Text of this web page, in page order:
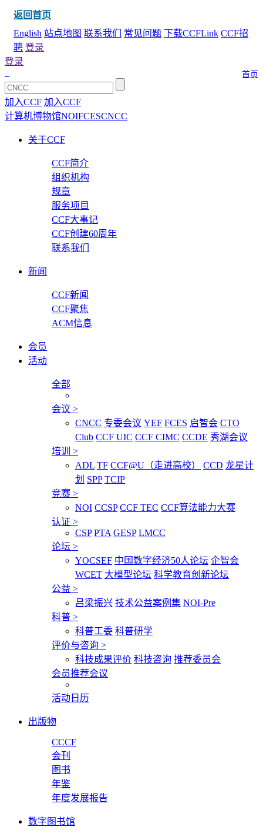
返回首页
English 站点地图 联系我们 常见问题 下载CCFLink CCF招
聘 登录
首页
登录
加入CCF 加入CCF
计算机博物馆NOIFCESCNCC
关于CCF
CCF简介
组织机构
规章
服务项目
CCF大事记
CCF创建60周年
联系我们
新闻
CCF新闻
CCF聚焦
ACM信息
会员
活动
全部
会议 >
CNCC 专委会议 YEF FCES 启智会 CTO
Club CCF UIC CCF CIMC CCDE 秀湖会议
培训 >
ADL TF CCF@U（走进高校） CCD 龙星计
划 SPP TCIP
竞赛 >
NOI CCSP CCF TEC CCF算法能力大赛
认证 >
CSP PTA GESP LMCC
论坛 >
YOCSEF 中国数字经济50人论坛 企智会
WCET 大模型论坛 科学教育创新论坛
公益 >
吕梁振兴 技术公益案例集 NOI-Pre
科普 >
科普工委 科普研学
评价与咨询 >
科技成果评价 科技咨询 推荐委员会
会员推荐会议
活动日历
出版物
CCCF
会刊
图书
年鉴
年度发展报告
数字图书馆